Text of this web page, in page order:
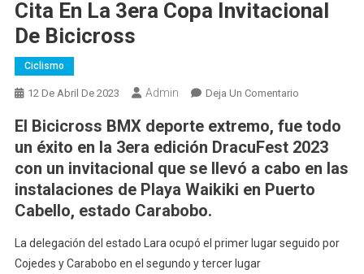
Cita En La 3era Copa Invitacional
De Bicicross
Ciclismo
12 De Abril De 2023 Admin Deja Un ComentarioEn
De
120
Pedalistas
Se
En
El Bicicross BMX deporte extremo, fue todo
un éxito en la 3era edición DracuFest 2023
con un invitacional que se llevó a cabo en las
instalaciones de Playa Waikiki en Puerto
Cabello, estado Carabobo.
La delegación del estado Lara ocupó el primer lugar seguido por
Cojedes y Carabobo en el segundo y tercer lugar